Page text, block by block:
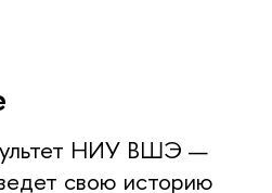
НИУ ВШЭ —
свою историю